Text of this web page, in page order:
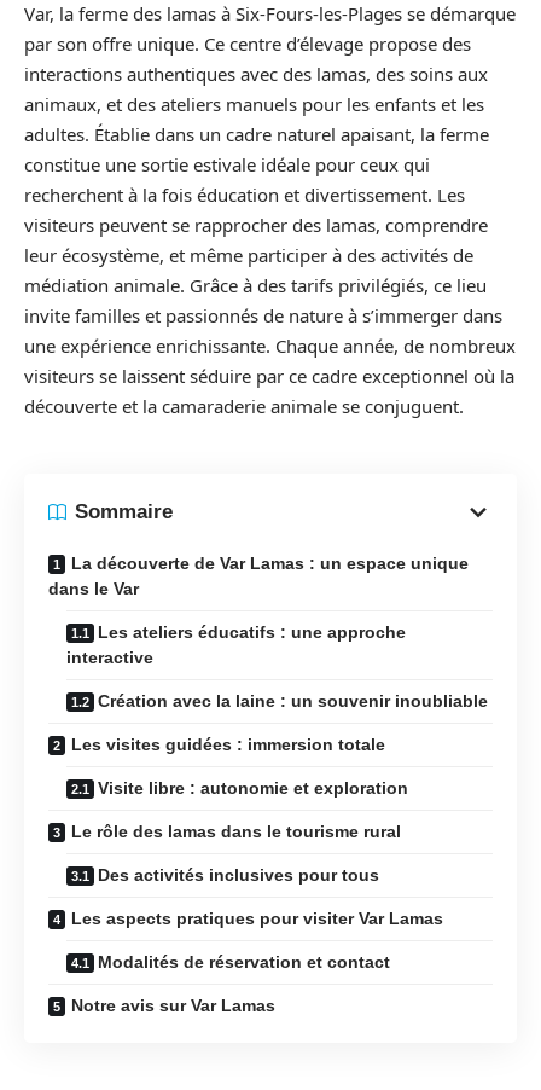
Var, la ferme des lamas à Six-Fours-les-Plages se démarque
par son offre unique. Ce centre d’élevage propose des
interactions authentiques avec des lamas, des soins aux
animaux, et des ateliers manuels pour les enfants et les
adultes. Établie dans un cadre naturel apaisant, la ferme
constitue une sortie estivale idéale pour ceux qui
recherchent à la fois éducation et divertissement. Les
visiteurs peuvent se rapprocher des lamas, comprendre
leur écosystème, et même participer à des activités de
médiation animale. Grâce à des tarifs privilégiés, ce lieu
invite familles et passionnés de nature à s’immerger dans
une expérience enrichissante. Chaque année, de nombreux
visiteurs se laissent séduire par ce cadre exceptionnel où la
découverte et la camaraderie animale se conjuguent.
Sommaire
La découverte de Var Lamas : un espace unique
dans le Var
Les ateliers éducatifs : une approche
interactive
Création avec la laine : un souvenir inoubliable
Les visites guidées : immersion totale
Visite libre : autonomie et exploration
Le rôle des lamas dans le tourisme rural
Des activités inclusives pour tous
Les aspects pratiques pour visiter Var Lamas
Modalités de réservation et contact
Notre avis sur Var Lamas